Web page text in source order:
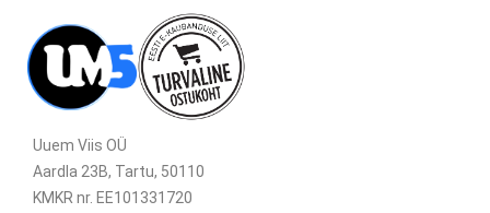
Uuem Viis OÜ
Aardla 23B, Tartu, 50110
KMKR nr. EE101331720